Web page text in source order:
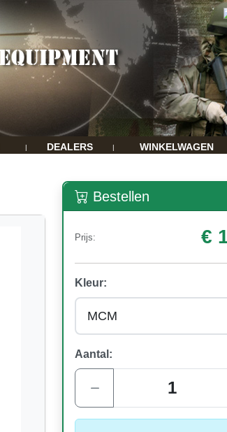
| DEALERS | WINKELWAGEN
Bestellen
Prijs: €
Kleur:
Aantal: